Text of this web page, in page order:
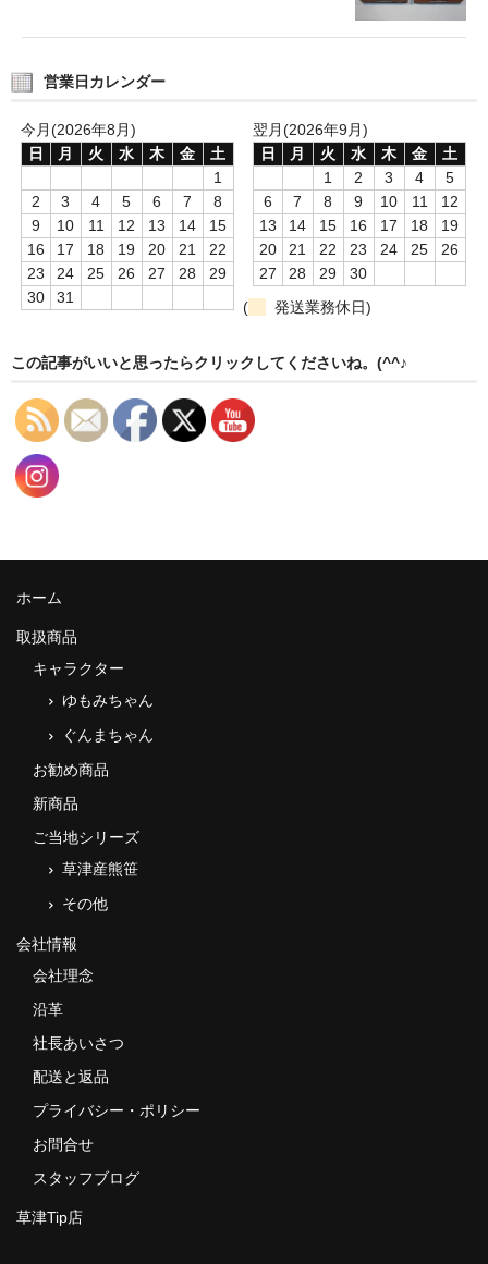
お問合せ
送料のご案内
スタッフブログ
草津Tip店
営業日カレンダー
今月(2026年8月)
日
月 火 水 木 金
土
1
2
3 4 5 6 7
8
9
10 11 12 13 14
15
16
17 18 19 20 21
22
23
24 25 26 27 28
29
30
31
翌月(2026年9月)
日
月 火 水 木 金
土
1
2 3 4
5
6
7 8 9 10 11
12
13
14 15 16 17 18
19
20
21 22 23 24 25
26
27
28 29
30
(
発送業務休日)
この記事がいいと思ったらクリックしてくださいね。(^^♪
ホーム
取扱商品
キャラクター
ゆもみちゃん
ぐんまちゃん
お勧め商品
新商品
ご当地シリーズ
草津産熊笹
その他
会社情報
会社理念
沿革
社長あいさつ
配送と返品
プライバシー・ポリシー
お問合せ
スタッフブログ
草津Tip店